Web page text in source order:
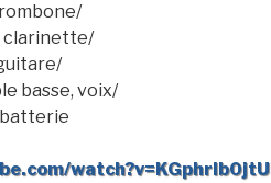
clarinette/
basse, voix/
batterie
watch?v=KGphrlb0jtU